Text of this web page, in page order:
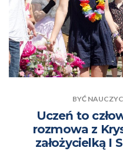
BYĆ
Uczeń to
rozmowa z
założycielką I